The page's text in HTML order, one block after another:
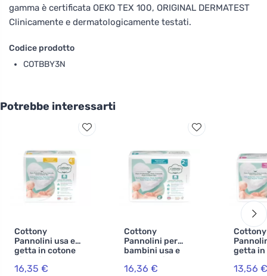
gamma è certificata OEKO TEX 100, ORIGINAL DERMATEST
Clinicamente e dermatologicamente testati.
Codice prodotto
COTBBY3N
Potrebbe interessarti
Cottony
Pannolini usa e
getta in cotone
biologico 7-18 kg
16,35 €
Cottony
Pannolini per
bambini usa e
getta in bio-
cotone 3-6 kg
16,36 €
Cottony
getta in
13,56 €